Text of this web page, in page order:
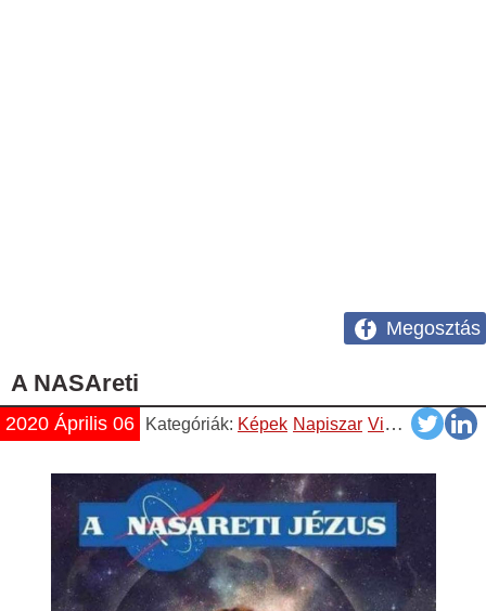
Megosztás
A NASAreti
2020 Április 06 Kategóriák: Képek Napiszar Vicces